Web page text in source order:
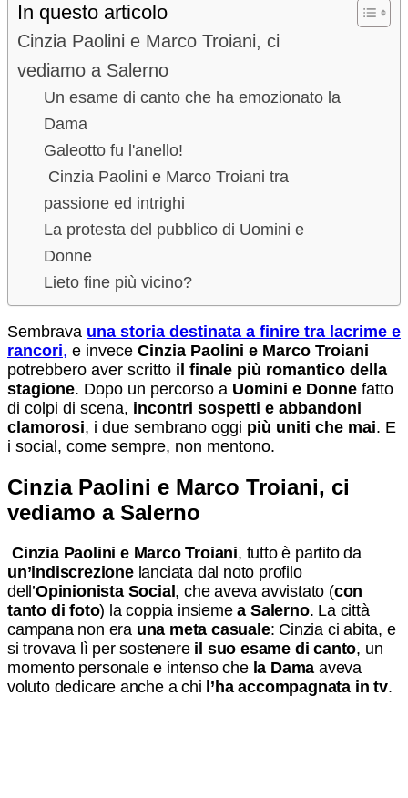
In questo articolo
Cinzia Paolini e Marco Troiani, ci
vediamo a Salerno
Un esame di canto che ha emozionato la
Dama
Galeotto fu l'anello!
Cinzia Paolini e Marco Troiani tra
passione ed intrighi
La protesta del pubblico di Uomini e
Donne
Lieto fine più vicino?
Sembrava una storia destinata a finire tra lacrime e
rancori, e invece Cinzia Paolini e Marco Troiani
potrebbero aver scritto il finale più romantico della
stagione. Dopo un percorso a Uomini e Donne fatto
di colpi di scena, incontri sospetti e abbandoni
clamorosi, i due sembrano oggi più uniti che mai. E
i social, come sempre, non mentono.
Cinzia Paolini e Marco Troiani, ci
vediamo a Salerno
Cinzia Paolini e Marco Troiani, tutto è partito da
un’indiscrezionelanciata dal noto profilo
dell’Opinionista Social, che aveva avvistato (con
tanto di foto) la coppia insiemea Salerno. La città
campana non era una meta casuale: Cinzia ci abita, e
si trovava lì per sostenereil suo esame di canto, un
momento personale e intenso chela Dama aveva
voluto dedicare anche a chi l’ha accompagnata in tv.